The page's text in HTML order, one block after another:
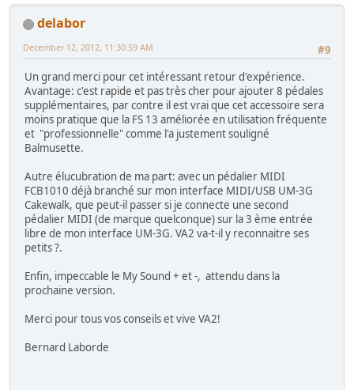
delabor
#9
December 12, 2012, 11:30:59 AM
Un grand merci pour cet intéressant retour d'expérience.
Avantage: c'est rapide et pas très cher pour ajouter 8 pédales
supplémentaires, par contre il est vrai que cet accessoire sera
moins pratique que la FS 13 améliorée en utilisation fréquente
et "professionnelle" comme l'a justement souligné
Balmusette.
Autre élucubration de ma part: avec un pédalier MIDI
FCB1010 déjà branché sur mon interface MIDI/USB UM-3G
Cakewalk, que peut-il passer si je connecte une second
pédalier MIDI (de marque quelconque) sur la 3 ème entrée
libre de mon interface UM-3G. VA2 va-t-il y reconnaitre ses
petits ?.
Enfin, impeccable le My Sound + et -, attendu dans la
prochaine version.
Merci pour tous vos conseils et vive VA2!
Bernard Laborde